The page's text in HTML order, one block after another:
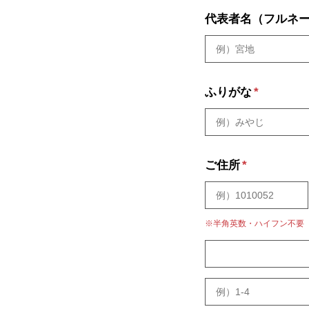
代表者名（フルネー
ふりがな*
ご住所*
※半角英数・ハイフン不要